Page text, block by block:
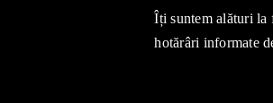
Îți suntem alături la
hotărâri informate